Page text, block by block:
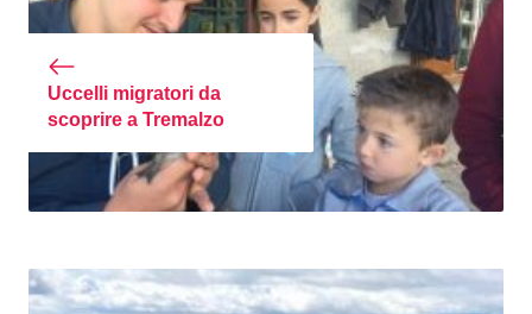
Uccelli migratori da
scoprire a Tremalzo